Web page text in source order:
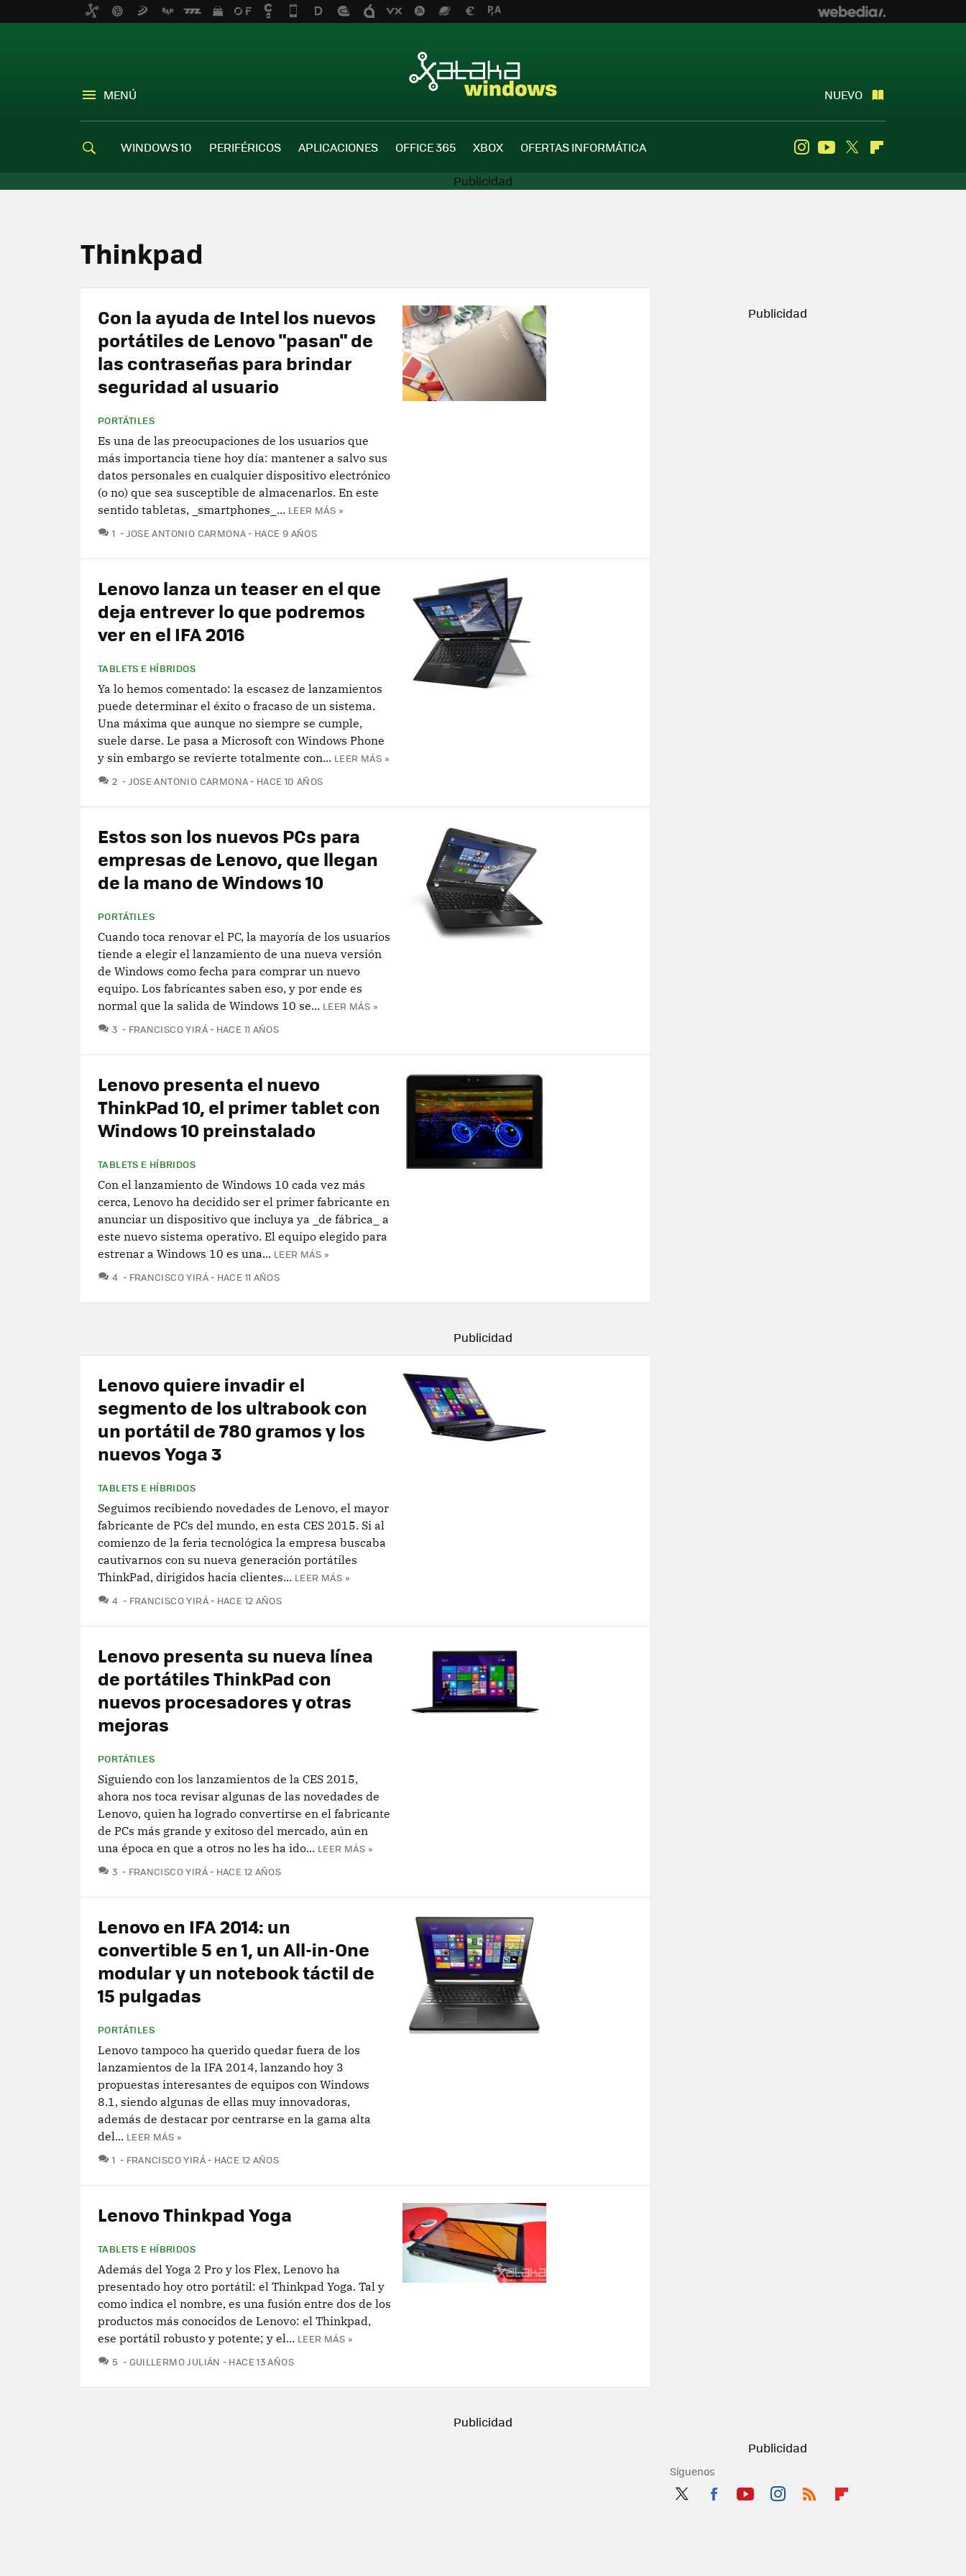
MENÚ NUEVO
WINDOWS 10 PERIFÉRICOS APLICACIONES OFFICE 365 XBOX OFERTAS INFORMÁTICA InstagramYoutube
Twitter
Thinkpad
Con la ayuda de Intel los nuevos
portátiles de Lenovo "pasan" de
las contraseñas para brindar
seguridad al usuario
PORTÁTILES
Es una de las preocupaciones de los usuarios que
más importancia tiene hoy día: mantener a salvo sus
datos personales en cualquier dispositivo electrónico
(o no) que sea susceptible de almacenarlos. En este
sentido tabletas, _smartphones_... LEER MÁS »
1 COMENTARIOS
JOSE ANTONIO CARMONA HACE 9 AÑOS
Lenovo lanza un teaser en el que
deja entrever lo que podremos
ver en el IFA 2016
TABLETS E HÍBRIDOS
Ya lo hemos comentado: la escasez de lanzamientos
puede determinar el éxito o fracaso de un sistema.
Una máxima que aunque no siempre se cumple,
suele darse. Le pasa a Microsoft con Windows Phone
y sin embargo se revierte totalmente con... LEER MÁS »
2 COMENTARIOS
JOSE ANTONIO CARMONA HACE 10 AÑOS
Estos son los nuevos PCs para
empresas de Lenovo, que llegan
de la mano de Windows 10
PORTÁTILES
Cuando toca renovar el PC, la mayoría de los usuarios
tiende a elegir el lanzamiento de una nueva versión
de Windows como fecha para comprar un nuevo
equipo. Los fabricantes saben eso, y por ende es
normal que la salida de Windows 10 se... LEER MÁS »
3 COMENTARIOS
FRANCISCO YIRÁ HACE 11 AÑOS
Lenovo presenta el nuevo
ThinkPad 10, el primer tablet con
Windows 10 preinstalado
TABLETS E HÍBRIDOS
Con el lanzamiento de Windows 10 cada vez más
cerca, Lenovo ha decidido ser el primer fabricante en
anunciar un dispositivo que incluya ya _de fábrica_ a
este nuevo sistema operativo. El equipo elegido para
estrenar a Windows 10 es una... LEER MÁS »
4 COMENTARIOS
FRANCISCO YIRÁ HACE 11 AÑOS
Lenovo quiere invadir el
segmento de los ultrabook con
un portátil de 780 gramos y los
nuevos Yoga 3
TABLETS E HÍBRIDOS
Seguimos recibiendo novedades de Lenovo, el mayor
fabricante de PCs del mundo, en esta CES 2015. Si al
comienzo de la feria tecnológica la empresa buscaba
cautivarnos con su nueva generación portátiles
ThinkPad, dirigidos hacia clientes... LEER MÁS »
4 COMENTARIOS
FRANCISCO YIRÁ HACE 12 AÑOS
Lenovo presenta su nueva línea
de portátiles ThinkPad con
nuevos procesadores y otras
mejoras
PORTÁTILES
Siguiendo con los lanzamientos de la CES 2015,
ahora nos toca revisar algunas de las novedades de
Lenovo, quien ha logrado convertirse en el fabricante
de PCs más grande y exitoso del mercado, aún en
una época en que a otros no les ha ido... LEER MÁS »
3 COMENTARIOS
FRANCISCO YIRÁ HACE 12 AÑOS
Lenovo en IFA 2014: un
convertible 5 en 1, un All-in-One
modular y un notebook táctil de
15 pulgadas
PORTÁTILES
Lenovo tampoco ha querido quedar fuera de los
lanzamientos de la IFA 2014, lanzando hoy 3
propuestas interesantes de equipos con Windows
8.1, siendo algunas de ellas muy innovadoras,
además de destacar por centrarse en la gama alta
del... LEER MÁS »
1 COMENTARIOS
FRANCISCO YIRÁ HACE 12 AÑOS
Lenovo Thinkpad Yoga
TABLETS E HÍBRIDOS
Además del Yoga 2 Pro y los Flex, Lenovo ha
presentado hoy otro portátil: el Thinkpad Yoga. Tal y
como indica el nombre, es una fusión entre dos de los
productos más conocidos de Lenovo: el Thinkpad,
ese portátil robusto y potente; y el... LEER MÁS »
5 COMENTARIOS
GUILLERMO JULIÁN HACE 13 AÑOS
Síguenos